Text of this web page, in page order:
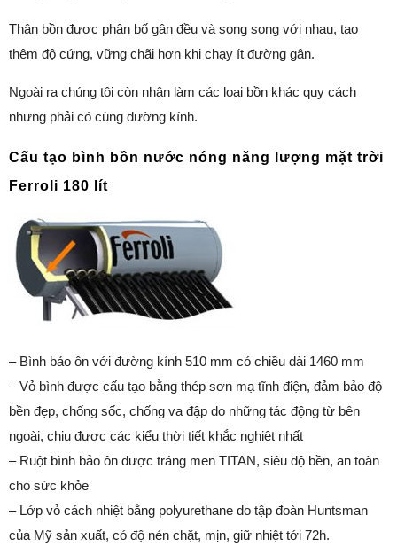
Thân bồn được phân bố gân đều và song song với nhau, tạo
thêm độ cứng, vững chãi hơn khi chạy ít đường gân.
Ngoài ra chúng tôi còn nhận làm các loại bồn khác quy cách
nhưng phải có cùng đường kính.
Cấu tạo bình bồn nước nóng năng lượng mặt trời
Ferroli 180 lít
– Bình bảo ôn với đường kính 510 mm có chiều dài 1460 mm
– Vỏ bình được cấu tạo bằng thép sơn mạ tĩnh điện, đảm bảo độ
bền đẹp, chống sốc, chống va đập do những tác động từ bên
ngoài, chịu được các kiểu thời tiết khắc nghiệt nhất
– Ruột bình bảo ôn được tráng men TITAN, siêu độ bền, an toàn
cho sức khỏe
– Lớp vỏ cách nhiệt bằng polyurethane do tập đoàn Huntsman
của Mỹ sản xuất, có độ nén chặt, mịn, giữ nhiệt tới 72h.